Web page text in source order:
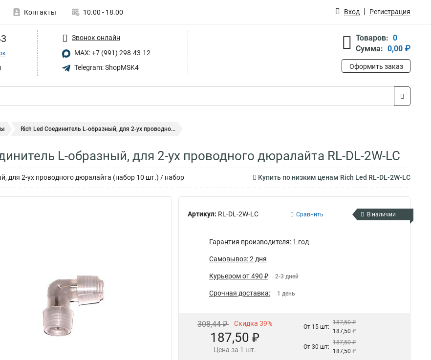
Контакты 10.00 - 18.00 Вход Регистрация
Звонок онлайн
MAX: +7 (991) 298-43-12
Telegram: ShopMSK4
Товаров: 0
Сумма: 0,00 ₽
Оформить заказ
Rich Led Соединитель L-образный, для 2-ух проводно...
L-образный, для 2-ух проводного дюралайта RL-DL-2W-LC
для 2-ух проводного дюралайта (набор 10 шт.) / набор Купить по низким ценам Rich Led RL-DL-2W-LC
Артикул: RL-DL-2W-LC Сравнить В наличии
Гарантия производителя: 1 год
Самовывоз: 2 дня
Курьером от 490 ₽ 2-3 дней
Срочная доставка: 1 день
308,44 ₽ Скидка 39%
187,50 ₽
Цена за 1 шт.
От 15 шт:
187,50 ₽
187,50 ₽
От 30 шт:
187,50 ₽
187,50 ₽